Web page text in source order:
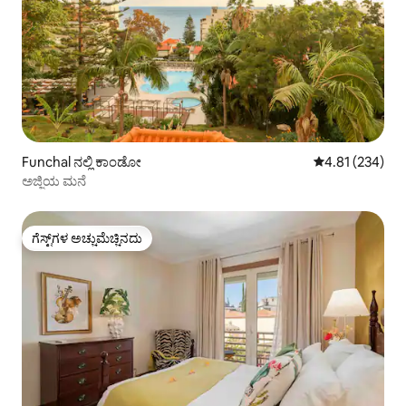
Funchal ನಲ್ಲಿ ಕಾಂಡೋ 5 ರಲ್ಲಿ 4.81
4.81 (234)
ಅಜ್ಜಿಯ ಮನೆ
ಗೆಸ್ಟ್‌ಗಳ ಅಚ್ಚುಮೆಚ್ಚಿನದು
ಗೆಸ್ಟ್‌ಗಳ ಅಚ್ಚುಮೆಚ್ಚಿನದು